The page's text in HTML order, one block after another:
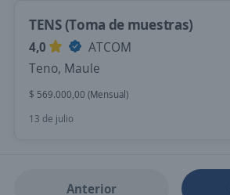
TENS (Toma de muestras)
4,0
ATCOM
Teno, Maule
$ 569.000,00 (Mensual)
13 de julio
Anterior